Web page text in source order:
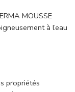
MOUSSE
à l’eau
propriétés